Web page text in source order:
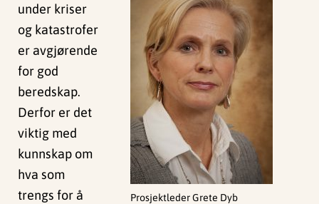
Prosjektleder Grete Dyb
under kriser
og katastrofer
er avgjørende
for god
beredskap.
Derfor er det
viktig med
kunnskap om
hva som
trengs for å